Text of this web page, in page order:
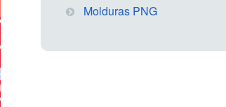
Molduras PNG